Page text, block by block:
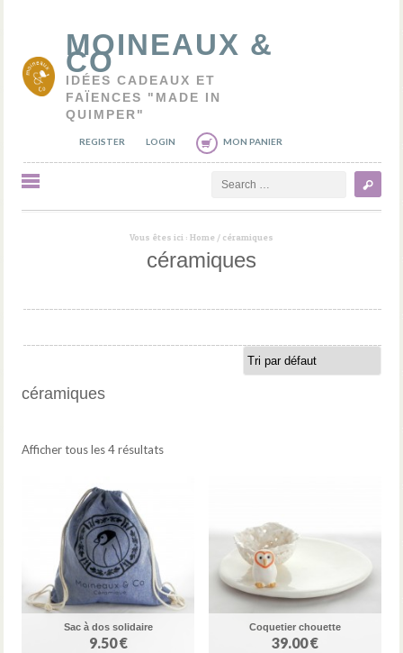
MOINEAUX &
CO
IDÉES CADEAUX ET
FAÏENCES "MADE IN
QUIMPER"
REGISTER LOGIN MON PANIER
Vous êtes ici : Home / céramiques
céramiques
céramiques
Afficher tous les 4 résultats
Sac à dos solidaire
9.50 €
Coquetier chouette
39.00 €